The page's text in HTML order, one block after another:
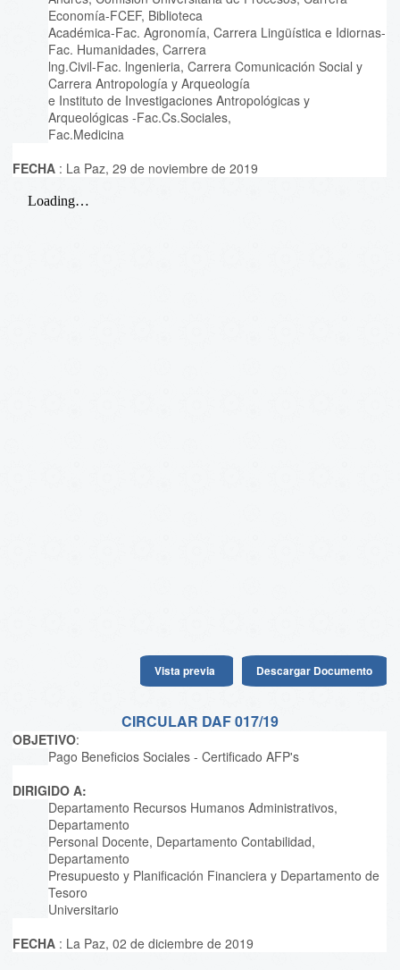
Economía-FCEF, Biblioteca
Académica-Fac. Agronomía, Carrera Lingüística e Idiornas-
Fac. Humanidades, Carrera
lng.Civil-Fac. lngenieria, Carrera Comunicación Social y
Carrera Antropología y Arqueología
e Instituto de Investigaciones Antropológicas y
Arqueológicas -Fac.Cs.Sociales,
Fac.Medicina
FECHA : La Paz, 29 de noviembre de 2019
Vista previa Descargar Documento
CIRCULAR DAF 017/19
OBJETIVO:
Pago Beneficios Sociales - Certificado AFP's
DIRIGIDO A:
Departamento Recursos Humanos Administrativos,
Departamento
Personal Docente, Departamento Contabilidad,
Departamento
Presupuesto y Planificación Financiera y Departamento de
Tesoro
Universitario
FECHA : La Paz, 02 de diciembre de 2019